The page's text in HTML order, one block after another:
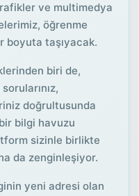
ve multimedya
öğrenme
boyuta taşıyacak.
biri de,
sorularınız,
doğrultusunda
bilgi havuzu
sizinle birlikte
da zenginleşiyor.
yeni adresi olan